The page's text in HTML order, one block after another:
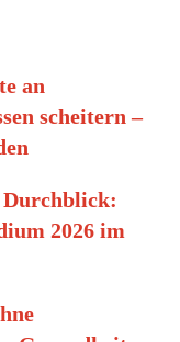
an
scheitern –
Durchblick:
2026 im